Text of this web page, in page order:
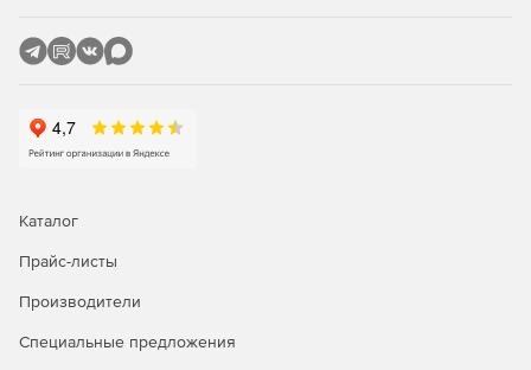
Греческо-русский и русско-греческий словарь – 22
000 статей.
Финско-русский словарь – 14 000 статей.
статей.
Немецко-русский словарь по пиву – 15 000 статей.
Каталог
Прайс-листы
Производители
Специальные предложения